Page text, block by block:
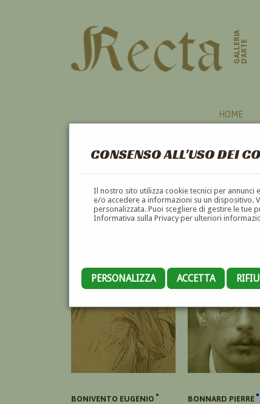
CONSENSO ALL'USO DEI
Il nostro sito utilizza cookie tecnici per
e/o accedere a informazioni su un dispositivo.
personalizzata. Puoi scegliere di gestire le tue
Informativa sulla Privacy per ulteriori
PERSONALIZZA ACCETTA
GALLERIAD'ARTE
HOME
AUTORI
A B C D E
BONIVENTO EUGENIO
BONNARD PIERRE